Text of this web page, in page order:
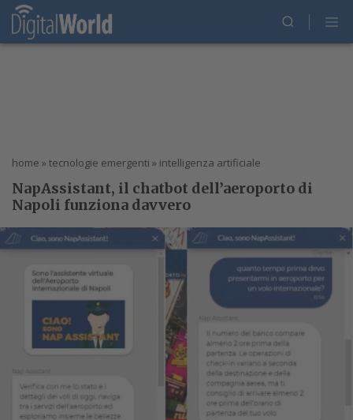
home » tecnologie emergenti » intelligenza artificiale
NapAssistant, il chatbot dell’aeroporto di
Napoli funziona davvero